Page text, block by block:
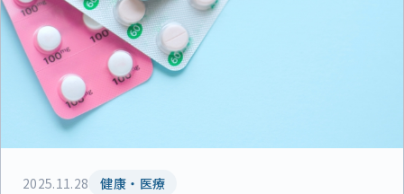
2025.11.28 健康・医療